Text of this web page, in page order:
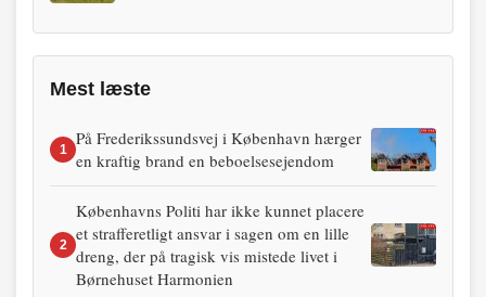
Mest læste
1
På Frederikssundsvej i København hærger
en kraftig brand en beboelsesejendom
2
Københavns Politi har ikke kunnet placere
et strafferetligt ansvar i sagen om en lille
dreng, der på tragisk vis mistede livet i
Børnehuset Harmonien